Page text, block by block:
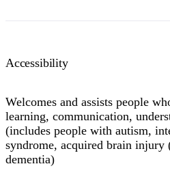
Accessibility
Welcomes and assists people
learning, communication,
(includes people with autism,
syndrome, acquired brain
dementia)